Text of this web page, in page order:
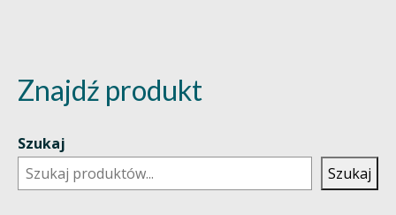
Znajdź produkt
Szukaj
Szukaj